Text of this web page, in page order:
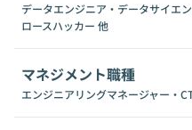
データエンジニア・データサイエ
ロースハッカー 他
マネジメント職種
エンジニアリングマネージャー・